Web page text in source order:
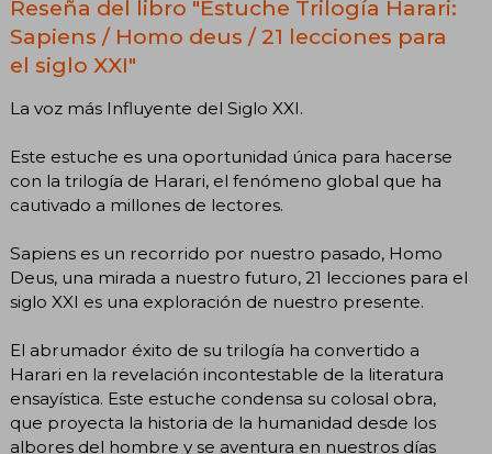
Reseña del libro "Estuche Trilogía Harari:
Sapiens / Homo deus / 21 lecciones para
el siglo XXI"
La voz más Influyente del Siglo XXI.
Este estuche es una oportunidad única para hacerse
con la trilogía de Harari, el fenómeno global que ha
cautivado a millones de lectores.
Sapiens es un recorrido por nuestro pasado, Homo
Deus, una mirada a nuestro futuro, 21 lecciones para el
siglo XXI es una exploración de nuestro presente.
El abrumador éxito de su trilogía ha convertido a
Harari en la revelación incontestable de la literatura
ensayística. Este estuche condensa su colosal obra,
que proyecta la historia de la humanidad desde los
albores del hombre y se aventura en nuestros días